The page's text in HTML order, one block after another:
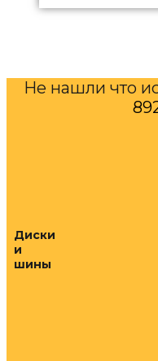
Не нашли что
Диски
и
шины